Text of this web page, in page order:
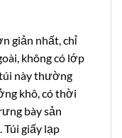
giản nhất, chỉ
không có lớp
này thường
khô, có thời
bày sản
Túi giấy lạp